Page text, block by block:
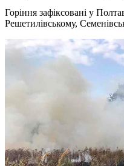
Горіння зафіксовані у
Решетилівському,